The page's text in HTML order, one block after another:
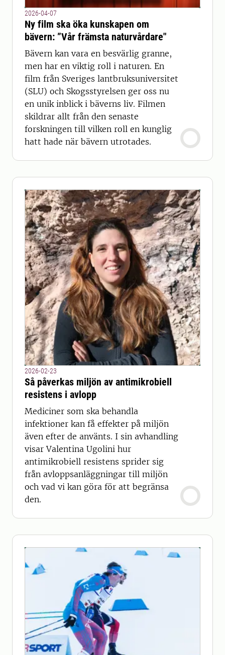
2026-04-07
Ny film ska öka kunskapen om
bävern: ”Vår främsta naturvårdare"
Bävern kan vara en besvärlig granne,
men har en viktig roll i naturen. En
film från Sveriges lantbruksuniversitet
(SLU) och Skogsstyrelsen ger oss nu
en unik inblick i bäverns liv. Filmen
skildrar allt från den senaste
forskningen till vilken roll en kunglig
hatt hade när bävern utrotades.
2026-02-23
Så påverkas miljön av antimikrobiell
resistens i avlopp
Mediciner som ska behandla
infektioner kan få effekter på miljön
även efter de använts. I sin avhandling
visar Valentina Ugolini hur
antimikrobiell resistens sprider sig
från avloppsanläggningar till miljön
och vad vi kan göra för att begränsa
den.